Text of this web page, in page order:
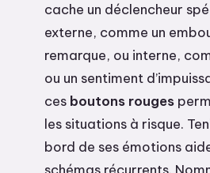
cache un déclencheur
externe, comme un
remarque, ou interne,
ou un sentiment
ces boutons rouges
les situations à risque.
bord de ses émotions
schémas récurrents.